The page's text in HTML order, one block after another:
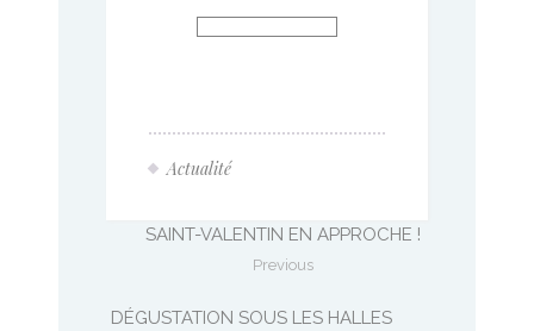
Actualité
SAINT-VALENTIN EN APPROCHE !
Previous
DÉGUSTATION SOUS LES HALLES